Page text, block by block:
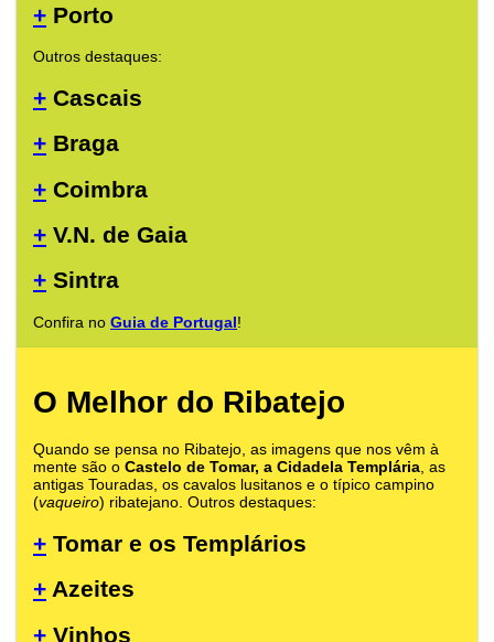
+ Porto
Outros destaques:
+ Cascais
+ Braga
+ Coimbra
+ V.N. de Gaia
+ Sintra
Confira no Guia de Portugal!
O Melhor do Ribatejo
Quando se pensa no Ribatejo, as imagens que nos vêm à
mente são o Castelo de Tomar, a Cidadela Templária, as
antigas Touradas, os cavalos lusitanos e o típico campino
(vaqueiro) ribatejano. Outros destaques:
+ Tomar e os Templários
+ Azeites
+ Vinhos